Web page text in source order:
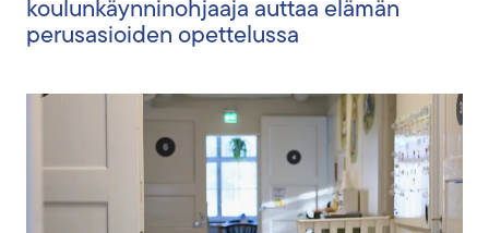
koulunkäynninohjaaja auttaa elämän
perusasioiden opettelussa